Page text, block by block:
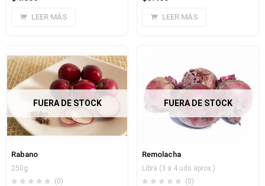
LEER MÁS LEER MÁS
FUERA DE STOCK
Rabano
250g.
(0)
FUERA DE STOCK
Remolacha
Libra (3 a 4 uds aprox.)
(0)